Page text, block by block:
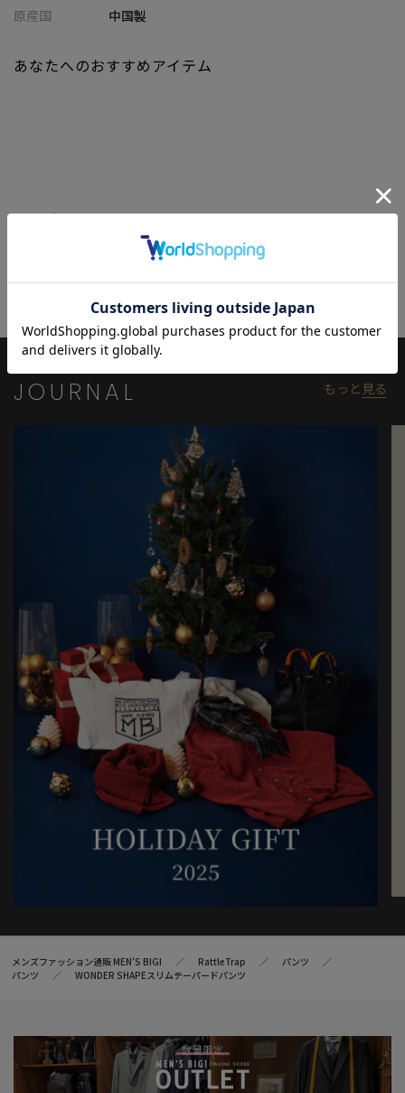
伸縮回復性に優れており、いつでも美しいスキニーシルエットを
脚をすっきりと見せるスキニーテーパードシルエット。
で幅広いスタイリングに対応できます。
ストハブアイテムです♪
履き心地を追求した新型パンツを是非お試しください！
【Rattle Trap/ラトルトラップ】
時代と共に変化し続けるライフスタイルにおいてリアルに共存す
『ワーク』『ミリタリー』『デニム』をベースに素材とディティ
ールにこだわりを持ちながら今を表現。
【画像に関するご注意】
※画像はサンプルです。仕様が変更になることがありますのであ
らかじめご了承ください。
※商品の色味につきまして、お客様のお使いのPCのモニター環
境、設定により実際のカラーと画像の色味が違って見える場合が
御座います。予めご了承の上、ご注文下さい。
※屋外での撮影画像は光の加減で、実際の商品より明るく見える
場合が御座います。商品の色味は生地アップ・スタジオ撮影の画
像をご参考下さい。
原産国
中国製
関連商品
あなたへのおすすめアイテム
JOURNAL もっと 見る
メンズファッション通販 MEN'S BIGI RattleTrap
パンツ
パンツ
WONDER SHAPEスリムテーパードパンツ